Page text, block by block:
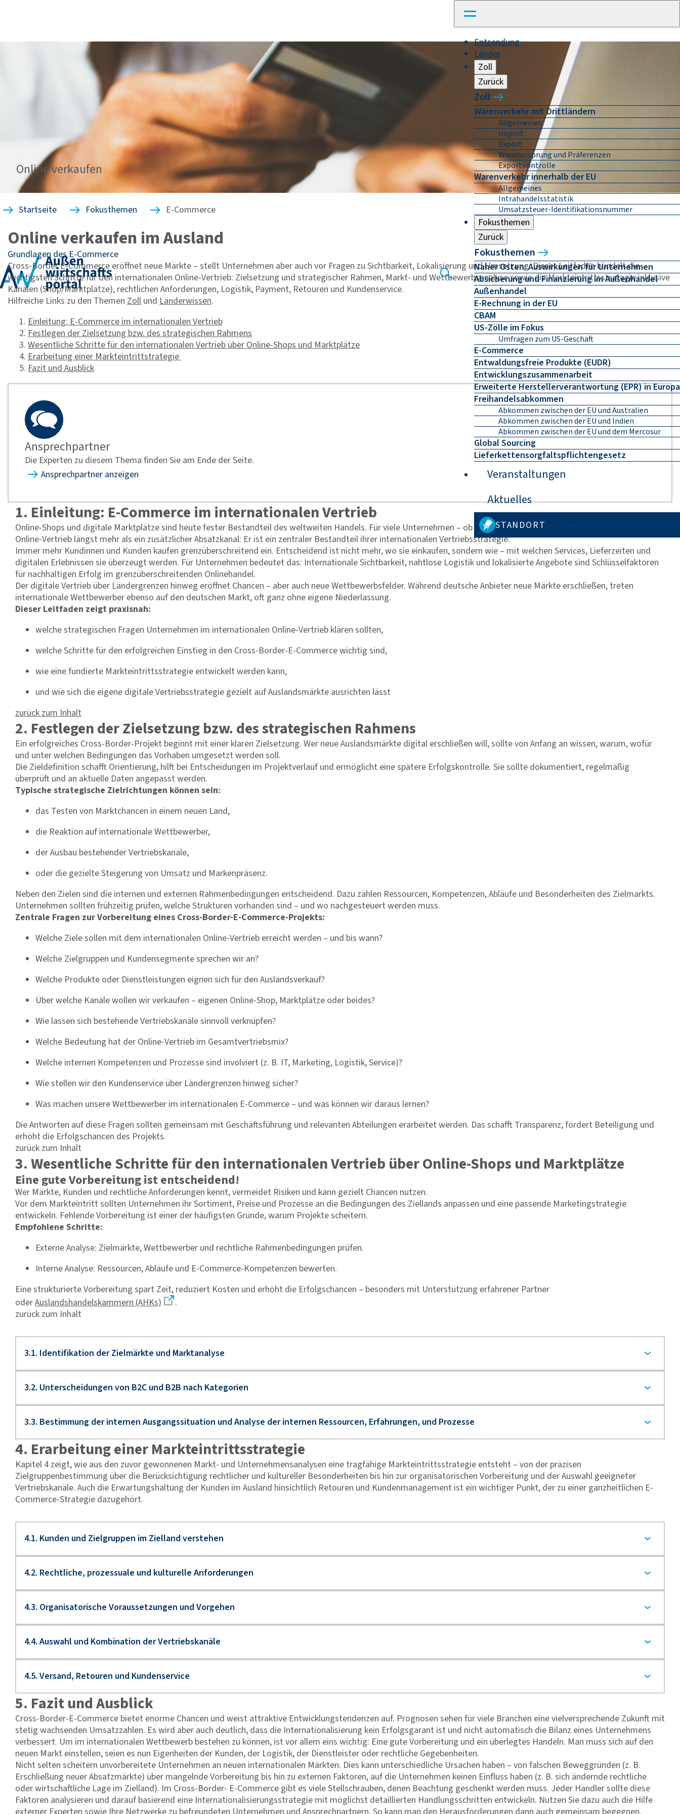
Entsendung
Länder
Zoll
Zurück
Zoll
Warenverkehr mit Drittländern
Allgemeines
Import
Export
Warenursprung und Präferenzen
Exportkontrolle
Warenverkehr innerhalb der EU
Allgemeines
Intrahandelsstatistik
Umsatzsteuer-Identifikationsnummer
Fokusthemen
Zurück
Fokusthemen
Naher Osten: Auswirkungen für Unternehmen
Absicherung und Finanzierung im Außenhandel
Außenhandel
E-Rechnung in der EU
CBAM
US-Zölle im Fokus
Umfragen zum US-Geschäft
E-Commerce
Entwaldungsfreie Produkte (EUDR)
Entwicklungszusammenarbeit
Erweiterte Herstellerverantwortung (EPR) in Europa
Freihandelsabkommen
Abkommen zwischen der EU und Australien
Abkommen zwischen der EU und Indien
Abkommen zwischen der EU und dem Mercosur
Global Sourcing
Lieferkettensorgfaltspflichtengesetz
Veranstaltungen
Aktuelles
STANDORT
Online verkaufen
Startseite Fokusthemen E-Commerce
Online verkaufen im Ausland
Grundlagen des E-Commerce
Cross-Border E-Commerce eröffnet neue Märkte – stellt Unternehmen aber auch vor Fragen zu Sichtbarkeit, Lokalisierung und Umsetzung. Dieser Leitfaden bündelt die
wichtigsten Schritte für den internationalen Online-Vertrieb: Zielsetzung und strategischer Rahmen, Markt- und Wettbewerbsanalyse sowie die Markteintrittsstrategie inklusive
Kanälen (Shop/Marktplätze), rechtlichen Anforderungen, Logistik, Payment, Retouren und Kundenservice.
Hilfreiche Links zu den Themen Zoll und Länderwissen.
Einleitung: E-Commerce im internationalen Vertrieb
Festlegen der Zielsetzung bzw. des strategischen Rahmens
Wesentliche Schritte für den internationalen Vertrieb über Online-Shops und Marktplätze
Erarbeitung einer Markteintrittstrategie
Fazit und Ausblick
Ansprechpartner
Die Experten zu diesem Thema finden Sie am Ende der Seite.
Ansprechpartner anzeigen
1. Einleitung: E-Commerce im internationalen Vertrieb
Online-Shops und digitale Marktplätze sind heute fester Bestandteil des weltweiten Handels. Für viele Unternehmen – ob Hersteller, Händler oder Dienstleister – ist der
Online-Vertrieb längst mehr als ein zusätzlicher Absatzkanal: Er ist ein zentraler Bestandteil ihrer internationalen Vertriebsstrategie.
Immer mehr Kundinnen und Kunden kaufen grenzüberschreitend ein. Entscheidend ist nicht mehr, wo sie einkaufen, sondern wie – mit welchen Services, Lieferzeiten und
digitalen Erlebnissen sie überzeugt werden. Für Unternehmen bedeutet das: Internationale Sichtbarkeit, nahtlose Logistik und lokalisierte Angebote sind Schlüsselfaktoren
für nachhaltigen Erfolg im grenzüberschreitenden Onlinehandel.
Der digitale Vertrieb über Ländergrenzen hinweg eröffnet Chancen – aber auch neue Wettbewerbsfelder. Während deutsche Anbieter neue Märkte erschließen, treten
internationale Wettbewerber ebenso auf den deutschen Markt, oft ganz ohne eigene Niederlassung.
Dieser Leitfaden zeigt praxisnah:
welche strategischen Fragen Unternehmen im internationalen Online-Vertrieb klären sollten,
welche Schritte für den erfolgreichen Einstieg in den Cross-Border-E-Commerce wichtig sind,
wie eine fundierte Markteintrittsstrategie entwickelt werden kann,
und wie sich die eigene digitale Vertriebsstrategie gezielt auf Auslandsmärkte ausrichten lässt
zurück zum Inhalt
2. Festlegen der Zielsetzung bzw. des strategischen Rahmens
Ein erfolgreiches Cross-Border-Projekt beginnt mit einer klaren Zielsetzung. Wer neue Auslandsmärkte digital erschließen will, sollte von Anfang an wissen, warum, wofür
und unter welchen Bedingungen das Vorhaben umgesetzt werden soll.
Die Zieldefinition schafft Orientierung, hilft bei Entscheidungen im Projektverlauf und ermöglicht eine spätere Erfolgskontrolle. Sie sollte dokumentiert, regelmäßig
überprüft und an aktuelle Daten angepasst werden.
Typische strategische Zielrichtungen können sein:
das Testen von Marktchancen in einem neuen Land,
die Reaktion auf internationale Wettbewerber,
der Ausbau bestehender Vertriebskanäle,
oder die gezielte Steigerung von Umsatz und Markenpräsenz.
Neben den Zielen sind die internen und externen Rahmenbedingungen entscheidend. Dazu zählen Ressourcen, Kompetenzen, Abläufe und Besonderheiten des Zielmarkts.
Unternehmen sollten frühzeitig prüfen, welche Strukturen vorhanden sind – und wo nachgesteuert werden muss.
Zentrale Fragen zur Vorbereitung eines Cross-Border-E-Commerce-Projekts:
Welche Ziele sollen mit dem internationalen Online-Vertrieb erreicht werden – und bis wann?
Welche Zielgruppen und Kundensegmente sprechen wir an?
Welche Produkte oder Dienstleistungen eignen sich für den Auslandsverkauf?
Über welche Kanäle wollen wir verkaufen – eigenen Online-Shop, Marktplätze oder beides?
Wie lassen sich bestehende Vertriebskanäle sinnvoll verknüpfen?
Welche Bedeutung hat der Online-Vertrieb im Gesamtvertriebsmix?
Welche internen Kompetenzen und Prozesse sind involviert (z. B. IT, Marketing, Logistik, Service)?
Wie stellen wir den Kundenservice über Ländergrenzen hinweg sicher?
Was machen unsere Wettbewerber im internationalen E-Commerce – und was können wir daraus lernen?
Die Antworten auf diese Fragen sollten gemeinsam mit Geschäftsführung und relevanten Abteilungen erarbeitet werden. Das schafft Transparenz, fördert Beteiligung und
erhöht die Erfolgschancen des Projekts.
zurück zum Inhalt
3. Wesentliche Schritte für den internationalen Vertrieb über Online-Shops und Marktplätze
Eine gute Vorbereitung ist entscheidend!
Wer Märkte, Kunden und rechtliche Anforderungen kennt, vermeidet Risiken und kann gezielt Chancen nutzen.
Vor dem Markteintritt sollten Unternehmen ihr Sortiment, Preise und Prozesse an die Bedingungen des Ziellands anpassen und eine passende Marketingstrategie
entwickeln. Fehlende Vorbereitung ist einer der häufigsten Gründe, warum Projekte scheitern.
Empfohlene Schritte:
Externe Analyse: Zielmärkte, Wettbewerber und rechtliche Rahmenbedingungen prüfen.
Interne Analyse: Ressourcen, Abläufe und E-Commerce-Kompetenzen bewerten.
Eine strukturierte Vorbereitung spart Zeit, reduziert Kosten und erhöht die Erfolgschancen – besonders mit Unterstützung erfahrener Partner
oderAuslandshandelskammern (AHKs)
.
zurück zum Inhalt
4. Erarbeitung einer Markteintrittsstrategie
Kapitel 4 zeigt, wie aus den zuvor gewonnenen Markt- und Unternehmensanalysen eine tragfähige Markteintrittsstrategie entsteht – von der präzisen
Zielgruppenbestimmung über die Berücksichtigung rechtlicher und kultureller Besonderheiten bis hin zur organisatorischen Vorbereitung und der Auswahl geeigneter
Vertriebskanäle. Auch die Erwartungshaltung der Kunden im Ausland hinsichtlich Retouren und Kundenmanagement ist ein wichtiger Punkt, der zu einer ganzheitlichen E-
Commerce-Strategie dazugehört.
5. Fazit und Ausblick
Cross-Border-E-Commerce bietet enorme Chancen und weist attraktive Entwicklungstendenzen auf. Prognosen sehen für viele Branchen eine vielversprechende Zukunft mit
stetig wachsenden Umsatzzahlen. Es wird aber auch deutlich, dass die Internationalisierung kein Erfolgsgarant ist und nicht automatisch die Bilanz eines Unternehmens
verbessert. Um im internationalen Wettbewerb bestehen zu können, ist vor allem eins wichtig: Eine gute Vorbereitung und ein überlegtes Handeln. Man muss sich auf den
neuen Markt einstellen, seien es nun Eigenheiten der Kunden, der Logistik, der Dienstleister oder rechtliche Gegebenheiten.
Nicht selten scheitern unvorbereitete Unternehmen an neuen internationalen Märkten. Dies kann unterschiedliche Ursachen haben – von falschen Beweggründen (z. B.
Erschließung neuer Absatzmärkte) über mangelnde Vorbereitung bis hin zu externen Faktoren, auf die Unternehmen keinen Einfluss haben (z. B. sich ändernde rechtliche
oder wirtschaftliche Lage im Zielland). Im Cross-Border- E-Commerce gibt es viele Stellschrauben, denen Beachtung geschenkt werden muss. Jeder Händler sollte diese
Faktoren analysieren und darauf basierend eine Internationalisierungsstrategie mit möglichst detaillierten Handlungsschritten entwickeln. Nutzen Sie dazu auch die Hilfe
externer Experten sowie Ihre Netzwerke zu befreundeten Unternehmen und Ansprechpartnern. So kann man den Herausforderungen dann auch gemeinsam begegnen.